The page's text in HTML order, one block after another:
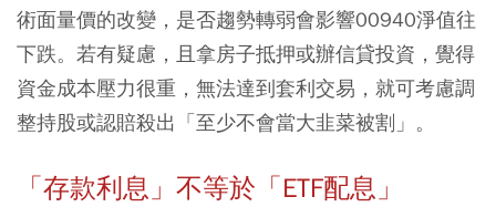
術面量價的改變，是否趨勢轉弱會影響00940淨值往
下跌。若有疑慮，且拿房子抵押或辦信貸投資，覺得
資金成本壓力很重，無法達到套利交易，就可考慮調
整持股或認賠殺出「至少不會當大韭菜被割」。
「存款利息」不等於「ETF配息」